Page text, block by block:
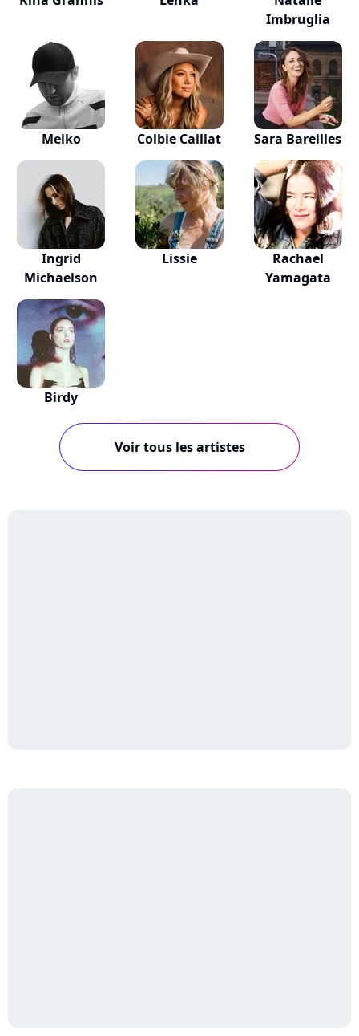
Imbruglia
Meiko Colbie Caillat Sara Bareilles
Ingrid
Michaelson
Lissie
Rachael
Yamagata
Birdy
Voir tous les artistes